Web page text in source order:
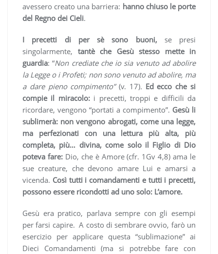
avessero creato una barriera: hanno chiuso le porte
del Regno dei Cieli.
I precetti di per sè sono buoni, se presi
singolarmente, tantè che Gesù stesso mette in
guardia: “Non crediate che io sia venuto ad abolire
la Legge o i Profeti; non sono venuto ad abolire, ma
a dare pieno compimento”(v. 17). Ed ecco che si
compie il miracolo:i precetti, troppi e difficili da
ricordare, vengono “portati a compimento”. Gesù li
sublimerà: non vengono abrogati, come una legge,
ma perfezionati con una lettura più alta, più
completa, più… divina, come solo il Figlio di Dio
poteva fare: Dio, che è Amore (cfr. 1Gv 4,8) ama le
sue creature, che devono amare Lui e amarsi a
vicenda. Così tutti i comandamenti e tutti i precetti,
possono essere ricondotti ad uno solo: L’amore.
Gesù era pratico, parlava sempre con gli esempi
per farsi capire. A costo di sembrare ovvio, farò un
esercizio per applicare questa “sublimazione” ai
Dieci Comandamenti (ma si potrebbe fare con